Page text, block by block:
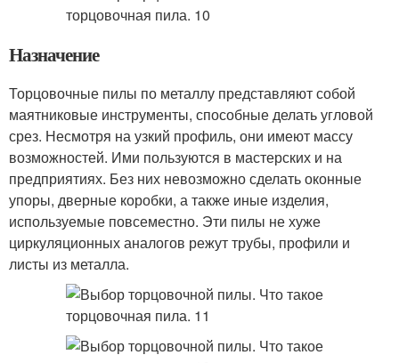
Назначение
Торцовочные пилы по металлу представляют собой
маятниковые инструменты, способные делать угловой
срез. Несмотря на узкий профиль, они имеют массу
возможностей. Ими пользуются в мастерских и на
предприятиях. Без них невозможно сделать оконные
упоры, дверные коробки, а также иные изделия,
используемые повсеместно. Эти пилы не хуже
циркуляционных аналогов режут трубы, профили и
листы из металла.